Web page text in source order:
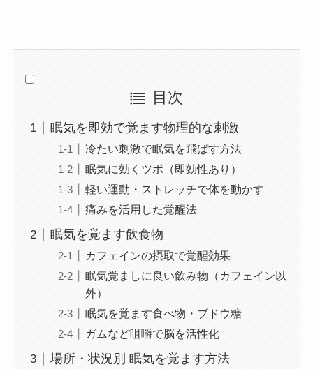
目次
眠気を即効で覚ます物理的な刺激
冷たい刺激で眠気を飛ばす方法
眠気に効くツボ（即効性あり）
軽い運動・ストレッチで体を動かす
痛みを活用した覚醒法
眠気を覚ます飲食物
カフェインの摂取で覚醒効果
眠気覚ましに良い飲み物（カフェイン以
外）
眠気を覚ます食べ物・ブドウ糖
ガムなど咀嚼で脳を活性化
場所・状況別 眠気を覚ます方法